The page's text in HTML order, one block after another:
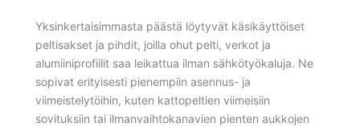
Yksinkertaisimmasta päästä löytyvät käsikäyttöiset
peltisakset ja pihdit, joilla ohut pelti, verkot ja
alumiiniprofiilit saa leikattua ilman sähkötyökaluja. Ne
sopivat erityisesti pienempiin asennus- ja
viimeistelytöihin, kuten kattopeltien viimeisiin
sovituksiin tai ilmanvaihtokanavien pienten aukkojen